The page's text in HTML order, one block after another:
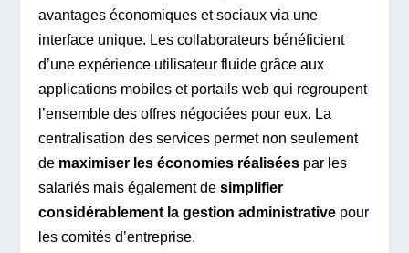
avantages économiques et sociaux via une
interface unique. Les collaborateurs bénéficient
d’une expérience utilisateur fluide grâce aux
applications mobiles et portails web qui regroupent
l’ensemble des offres négociées pour eux. La
centralisation des services permet non seulement
de maximiser les économies réalisées par les
salariés mais également desimplifier
considérablement la gestion administrative pour
les comités d’entreprise.